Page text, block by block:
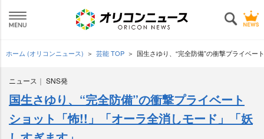
ホーム (オリコンニュース) 芸能 TOP 国生さゆり、“完全防備”の衝撃プライベー
ニュース SNS発
国生さゆり、“完全防備”の衝撃プライベート
ショット「怖!!」「オーラ全消しモード」「妖